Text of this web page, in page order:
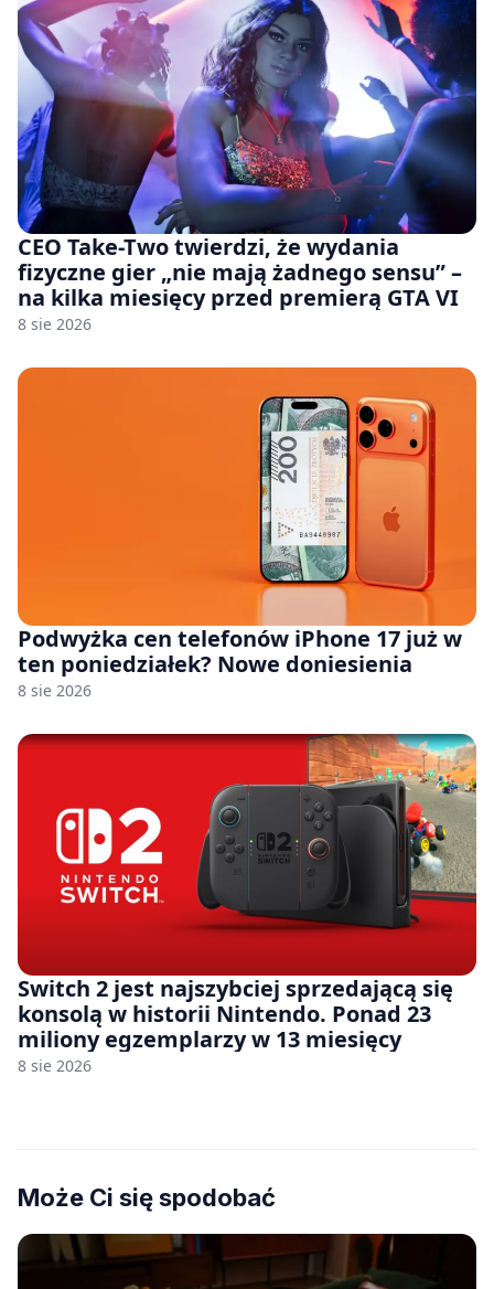
CEO Take-Two twierdzi, że wydania
fizyczne gier „nie mają żadnego sensu” –
na kilka miesięcy przed premierą GTA VI
8 sie 2026
Podwyżka cen telefonów iPhone 17 już w
ten poniedziałek? Nowe doniesienia
8 sie 2026
Switch 2 jest najszybciej sprzedającą się
konsolą w historii Nintendo. Ponad 23
miliony egzemplarzy w 13 miesięcy
8 sie 2026
Może Ci się spodobać